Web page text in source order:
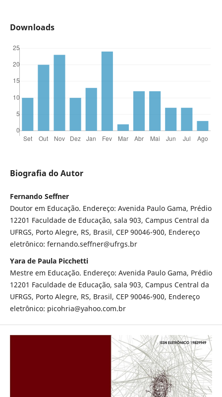
Downloads
Biografia do Autor
Fernando Seffner
Doutor em Educação. Endereço: Avenida Paulo Gama, Prédio
12201 Faculdade de Educação, sala 903, Campus Central da
UFRGS, Porto Alegre, RS, Brasil, CEP 90046-900, Endereço
eletrônico: fernando.seffner@ufrgs.br
Yara de Paula Picchetti
Mestre em Educação. Endereço: Avenida Paulo Gama, Prédio
12201 Faculdade de Educação, sala 903, Campus Central da
UFRGS, Porto Alegre, RS, Brasil, CEP 90046-900, Endereço
eletrônico: picohria@yahoo.com.br